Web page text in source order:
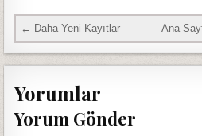
← Daha Yeni Kayıtlar Ana
Yorumlar
Yorum Gönder